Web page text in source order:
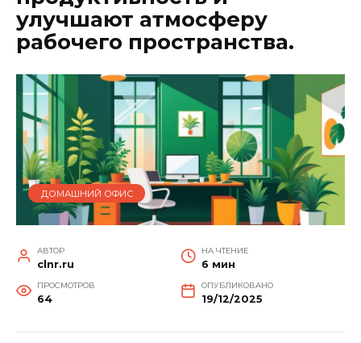
улучшают атмосферу
рабочего пространства.
ДОМАШНИЙ ОФИС
АВТОР
clnr.ru
НА ЧТЕНИЕ
6 мин
ПРОСМОТРОВ
64
ОПУБЛИКОВАНО
19/12/2025